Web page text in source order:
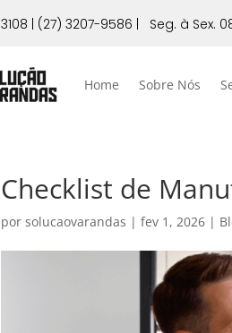
(27) 3207-9586 Seg. à Sex.
Home Sobre Nós
Checklist de
porsolucaovarandas |fev 1, 2026 |